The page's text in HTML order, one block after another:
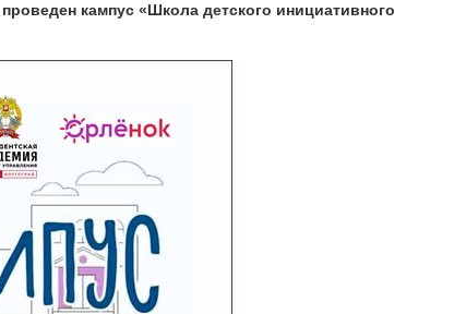
кампус «Школа детского инициативного